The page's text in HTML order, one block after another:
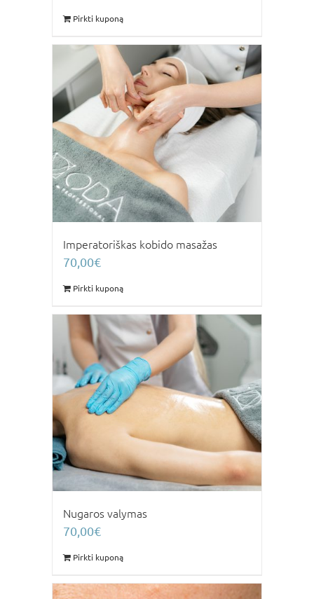
Pirkti kuponą
Imperatoriškas kobido masažas
70,00€
Pirkti kuponą
Nugaros valymas
70,00€
Pirkti kuponą